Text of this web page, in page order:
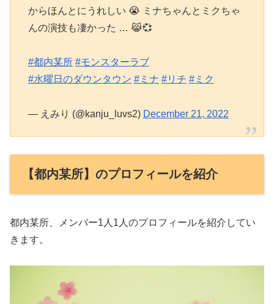
からほんとにうれしい 😭 ミナちゃんとミクちゃ
んの演技も凄かった … 😹💞
#都内某所 #モンスターラブ
#水曜日のダウンタウン #ミナ #リチ #ミク
— えみり (@kanju_luvs2) December 21, 2022
【都内某所】のプロフィールを紹介
都内某所、メンバー1人1人のプロフィールを紹介してい
きます。